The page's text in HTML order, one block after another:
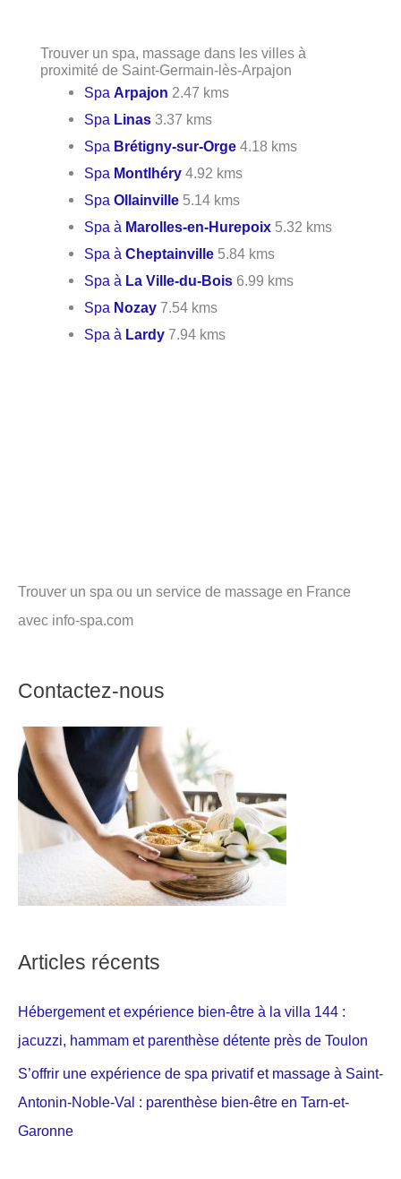
Trouver un spa, massage dans les villes à
proximité de Saint-Germain-lès-Arpajon
Spa Arpajon 2.47 kms
Spa Linas 3.37 kms
Spa Brétigny-sur-Orge 4.18 kms
Spa Montlhéry 4.92 kms
SpaOllainville 5.14 kms
Spa à Marolles-en-Hurepoix 5.32 kms
Spa àCheptainville 5.84 kms
Spa à La Ville-du-Bois 6.99 kms
Spa Nozay 7.54 kms
Spa à Lardy 7.94 kms
Trouver un spa ou un service de massage en France
avec info-spa.com
Contactez-nous
Articles récents
Hébergement et expérience bien-être à la villa 144 :
jacuzzi, hammam et parenthèse détente près de Toulon
S’offrir une expérience de spa privatif et massage à Saint-
Antonin-Noble-Val : parenthèse bien-être en Tarn-et-
Garonne